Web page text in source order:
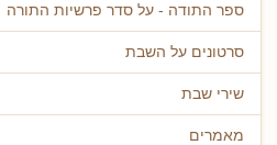
ספר התודה - על סדר פרשיות התורה
סרטונים על השבת
שירי שבת
מאמרים